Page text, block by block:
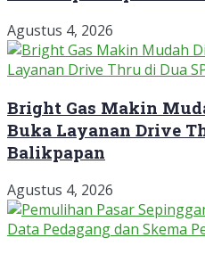
Agustus 4, 2026
Bright Gas Makin
Buka Layanan Drive
Balikpapan
Agustus 4, 2026